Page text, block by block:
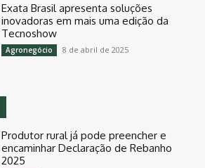
Exata Brasil apresenta soluções
inovadoras em mais uma edição da
Tecnoshow
Agronegócio 8 de abril de 2025
Produtor rural já pode preencher e
encaminhar Declaração de Rebanho
2025